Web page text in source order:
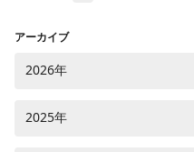
アーカイブ
2026年
2025年